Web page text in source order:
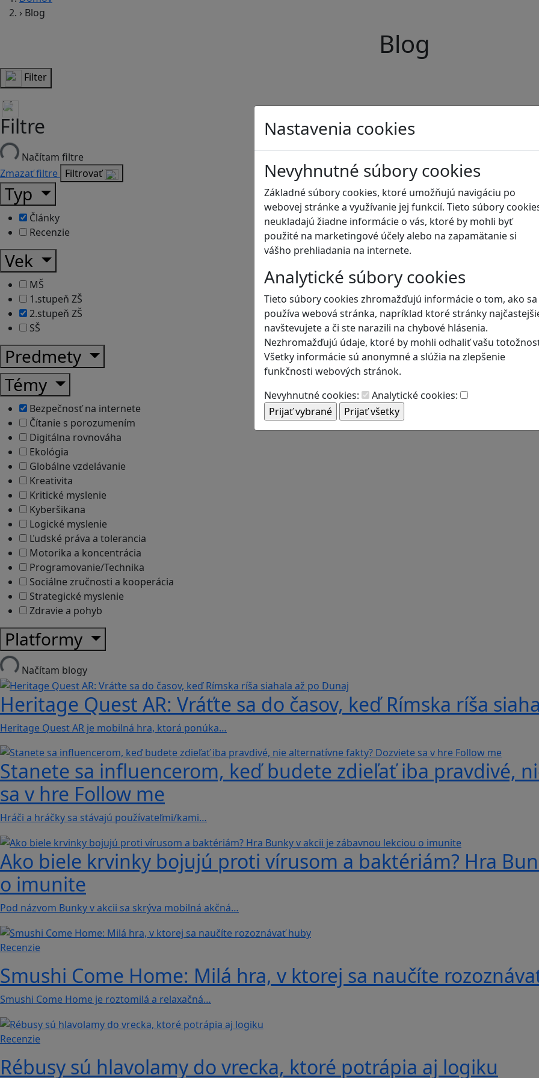
Nastavenia cookies
Nevyhnutné súbory cookies
Základné súbory cookies, ktoré umožňujú navigáciu po
webovej stránke a využívanie jej funkcií. Tieto súbory
neukladajú žiadne informácie o vás, ktoré by mohli byť
použité na marketingové účely alebo na zapamätanie si
vášho prehliadania na internete.
Analytické súbory cookies
Tieto súbory cookies zhromažďujú informácie o tom, ako sa
používa webová stránka, napríklad ktoré stránky
navštevujete a či ste narazili na chybové hlásenia.
Nezhromažďujú údaje, ktoré by mohli odhaliť vašu
Všetky informácie sú anonymné a slúžia na zlepšenie
funkčnosti webových stránok.
Nevyhnutné cookies:
Analytické cookies:
› Blog
Blog
Filter
Filtre
Načítam filtre
Zmazať filtre Filtrovať
Typ
Články
Recenzie
Vek
MŠ
1.stupeň ZŠ
2.stupeň ZŠ
SŠ
Predmety
Témy
Bezpečnosť na internete
Čítanie s porozumením
Digitálna rovnováha
Ekológia
Globálne vzdelávanie
Kreativita
Kritické myslenie
Kyberšikana
Logické myslenie
Ľudské práva a tolerancia
Motorika a koncentrácia
Programovanie/Technika
Sociálne zručnosti a kooperácia
Strategické myslenie
Zdravie a pohyb
Platformy
Načítam blogy
Heritage Quest AR: Vráťte sa do časov, keď Rímska ríša
Heritage Quest AR je mobilná hra, ktorá ponúka…
Stanete sa influencerom, keď budete zdieľať iba pravdivé,
sa v hre Follow me
Hráči a hráčky sa stávajú používateľmi/kami…
Ako biele krvinky bojujú proti vírusom a baktériám? Hra
o imunite
Pod názvom Bunky v akcii sa skrýva mobilná akčná…
Recenzie
Smushi Come Home: Milá hra, v ktorej sa naučíte
Smushi Come Home je roztomilá a relaxačná…
Recenzie
Rébusy sú hlavolamy do vrecka, ktoré potrápia aj logiku